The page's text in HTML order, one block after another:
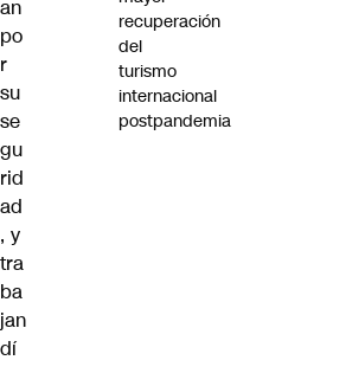
an
po
r
su
se
gu
rid
ad
, y
tra
ba
jan
dí
recuperación
del
turismo
internacional
postpandemia